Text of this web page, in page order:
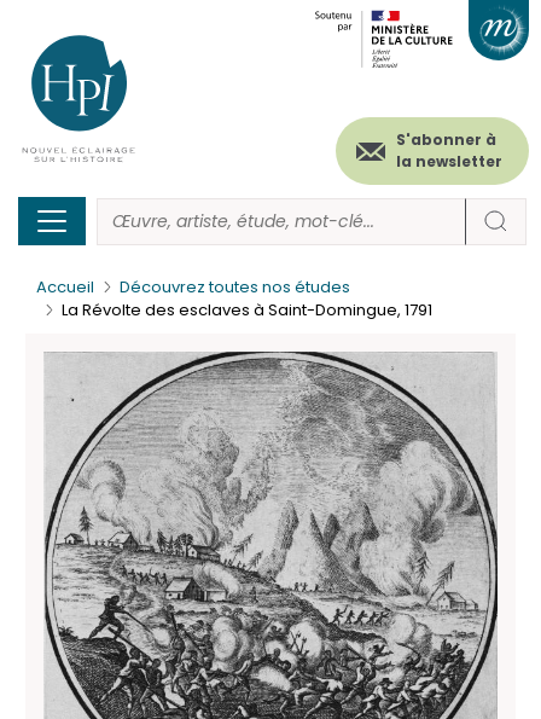
contenu
principal
Menu
secondaire
(header)
S'abonner à
la newsletter
Accueil
Découvrez toutes nos études
La Révolte des esclaves à Saint-Domingue, 1791